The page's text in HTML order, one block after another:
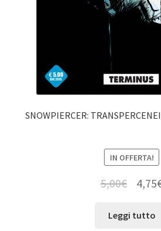
SNOWPIERCER:
IN OFFERTA!
5,00€ 4,75
Leggi tutto